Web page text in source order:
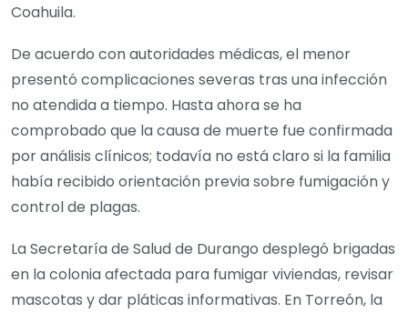
Coahuila.
De acuerdo con autoridades médicas, el menor
presentó complicaciones severas tras una infección
no atendida a tiempo. Hasta ahora se ha
comprobado que la causa de muerte fue confirmada
por análisis clínicos; todavía no está claro si la familia
había recibido orientación previa sobre fumigación y
control de plagas.
La Secretaría de Salud de Durango desplegó brigadas
en la colonia afectada para fumigar viviendas, revisar
mascotas y dar pláticas informativas. En Torreón, la